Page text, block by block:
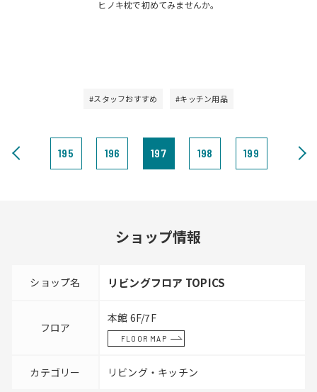
ヒノキ枕で初めてみませんか。
#スタッフおすすめ #キッチン用品
195 196 197 198 199
ショップ情報
ショップ名 リビングフロア TOPICS
フロア
本館 6F/7F
FLOOR MAP
カテゴリー リビング・キッチン